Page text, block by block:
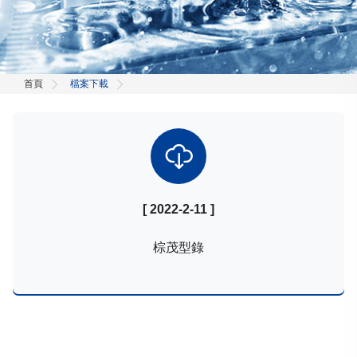
首頁 檔案下載
[ 2022-2-11 ]
棕茂型錄